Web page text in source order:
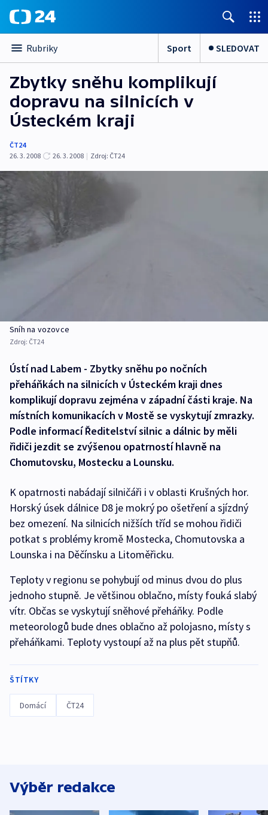
Rubriky Sport SLEDOVAT
Zbytky sněhu komplikují
dopravu na silnicích v
Ústeckém kraji
ČT24
26. 3. 2008
26. 3. 2008 | Zdroj: ČT24
Sníh na vozovce
Zdroj: ČT24
Ústí nad Labem - Zbytky sněhu po nočních
přeháňkách na silnicích v Ústeckém kraji dnes
komplikují dopravu zejména v západní části kraje. Na
místních komunikacích v Mostě se vyskytují zmrazky.
Podle informací Ředitelství silnic a dálnic by měli
řidiči jezdit se zvýšenou opatrností hlavně na
Chomutovsku, Mostecku a Lounsku.
K opatrnosti nabádají silničáři i v oblasti Krušných hor.
Horský úsek dálnice D8 je mokrý po ošetření a sjízdný
bez omezení. Na silnicích nižších tříd se mohou řidiči
potkat s problémy kromě Mostecka, Chomutovska a
Lounska i na Děčínsku a Litoměřicku.
Teploty v regionu se pohybují od minus dvou do plus
jednoho stupně. Je většinou oblačno, místy fouká slabý
vítr. Občas se vyskytují sněhové přeháňky. Podle
meteorologů bude dnes oblačno až polojasno, místy s
přeháňkami. Teploty vystoupí až na plus pět stupňů.
ŠTÍTKY
Domácí ČT24
Výběr redakce